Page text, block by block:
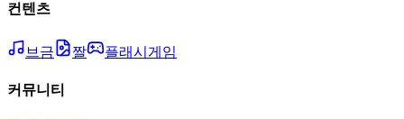
컨텐츠
브금 짤 플래시게임
커뮤니티